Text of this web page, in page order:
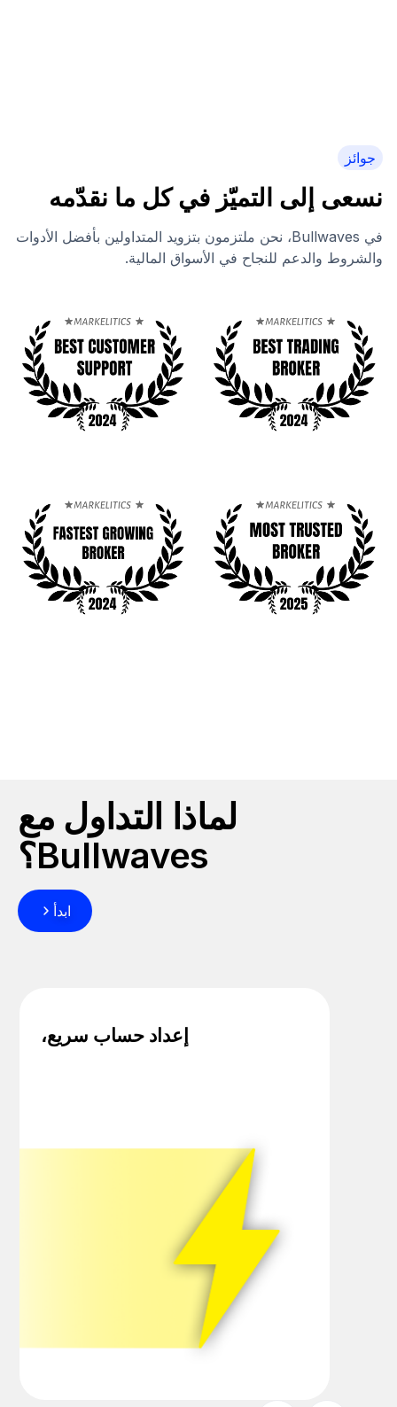
جوائز
نسعى إلى التميّز في كل ما نقدّمه
في Bullwaves، نحن ملتزمون بتزويد المتداولين بأفضل الأدوات
والشروط والدعم للنجاح في الأسواق المالية.
لماذا التداول مع
Bullwaves؟
ابدأ
إعداد حساب سريع،